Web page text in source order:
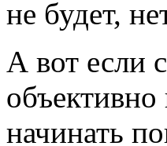
не будет,
А вот если
объективно
начинать